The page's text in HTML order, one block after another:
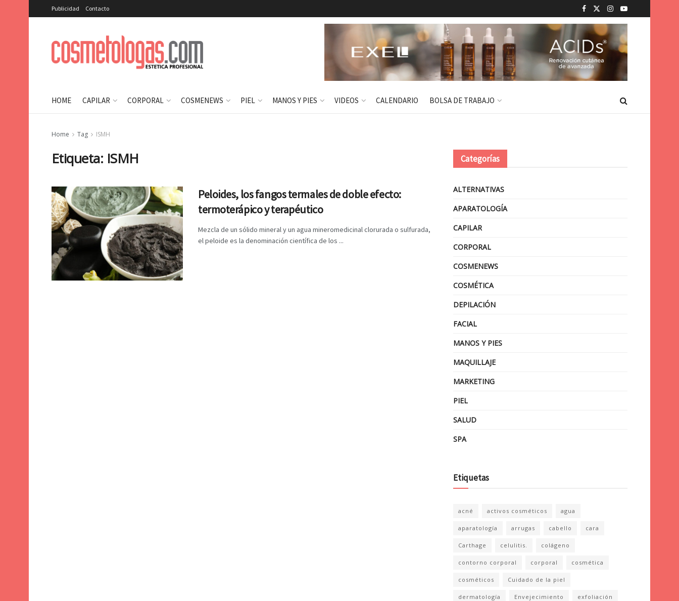
Publicidad Contacto
HOME CAPILAR CORPORAL COSMENEWS PIEL MANOS Y PIES VIDEOS CALENDARIO BOLSA DE TRABAJO
Home Tag ISMH
Etiqueta: ISMH
Peloides, los fangos termales de doble efecto:
termoterápico y terapéutico
Mezcla de un sólido mineral y un agua mineromedicinal clorurada o sulfurada,
el peloide es la denominación científica de los ...
Categorías
ALTERNATIVAS
APARATOLOGÍA
CAPILAR
CORPORAL
COSMENEWS
COSMÉTICA
DEPILACIÓN
FACIAL
MANOS Y PIES
MAQUILLAJE
MARKETING
PIEL
SALUD
SPA
Etiquetas
acné activos cosméticos agua
aparatología arrugas cabello cara
Carthage celulitis. colágeno
contorno corporal corporal cosmética
cosméticos Cuidado de la piel
dermatología Envejecimiento exfoliación